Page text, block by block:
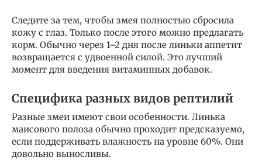
Следите за тем, чтобы змея полностью сбросила
кожу с глаз. Только после этого можно предлагать
корм. Обычно через 1–2 дня после линьки аппетит
возвращается с удвоенной силой. Это лучший
момент для введения витаминных добавок.
Специфика разных видов рептилий
Разные змеи имеют свои особенности. Линька
маисового полоза обычно проходит предсказуемо,
если поддерживать влажность на уровне 60%. Они
довольно выносливы.